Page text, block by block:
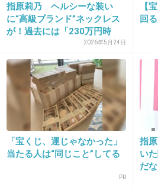
16. 匿名2013/05/28(火) 16:00:46
どうせ票を操作するから、
指原莉乃 ヘルシーな装い
に“高級ブランド”ネックレス
が！過去には「230万円時
2026年5月24日
【
回
「宝くじ、運じゃなかった」
当たる人は“同じこと”してる
PR
指
い
だ